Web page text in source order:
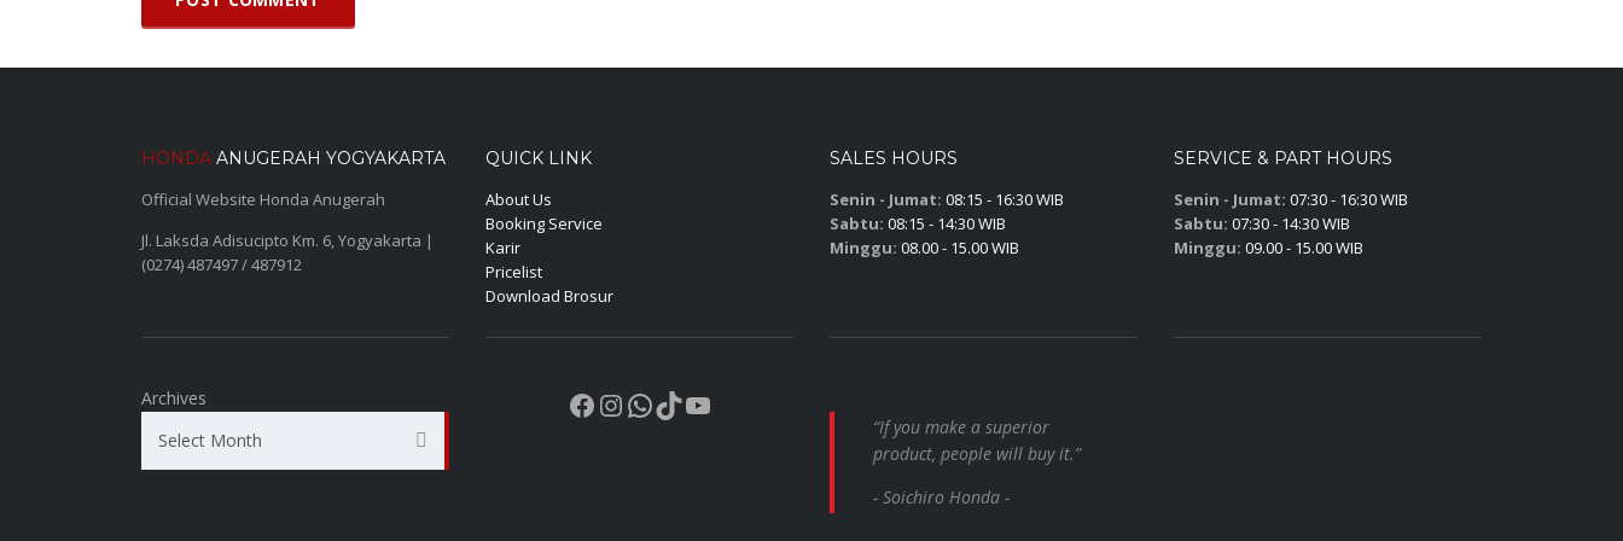
HONDA ANUGERAH YOGYAKARTA
Official Website Honda Anugerah
Jl. Laksda Adisucipto Km. 6, Yogyakarta |
(0274) 487497 / 487912
QUICK LINK
About Us
Booking Service
Karir
Pricelist
Download Brosur
SALES HOURS
Senin - Jumat: 08:15 - 16:30 WIB
Sabtu: 08:15 - 14:30 WIB
Minggu: 08.00 - 15.00 WIB
SERVICE & PART HOURS
Senin - Jumat: 07:30 - 16:30 WIB
Sabtu: 07:30 - 14:30 WIB
Minggu: 09.00 - 15.00 WIB
Archives
Select Month
Facebook
Instagram
WhatsApp
TikTok
YouTube
“If you make a superior
product, people will buy it.”
- Soichiro Honda -